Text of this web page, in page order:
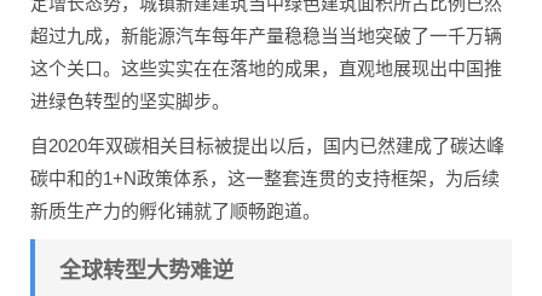
超过九成，新能源汽车每年产量稳稳当当地突破了一千万辆
这个关口。这些实实在在落地的成果，直观地展现出中国推
进绿色转型的坚实脚步。
自2020年双碳相关目标被提出以后，国内已然建成了碳达峰
碳中和的1+N政策体系，这一整套连贯的支持框架，为后续
新质生产力的孵化铺就了顺畅跑道。
全球转型大势难逆